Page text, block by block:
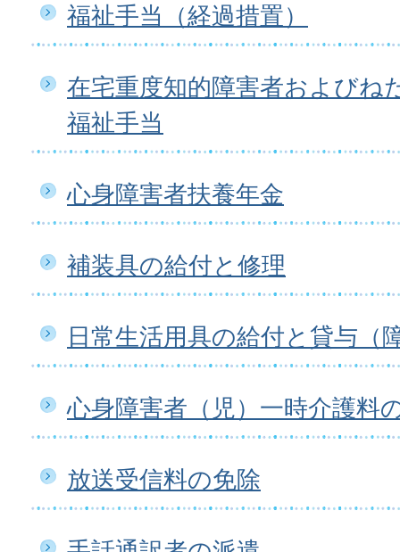
福祉手当（経過措置）
在宅重度知的障害者およびね
福祉手当
心身障害者扶養年金
補装具の給付と修理
日常生活用具の給付と貸与（
心身障害者（児）一時介護料
放送受信料の免除